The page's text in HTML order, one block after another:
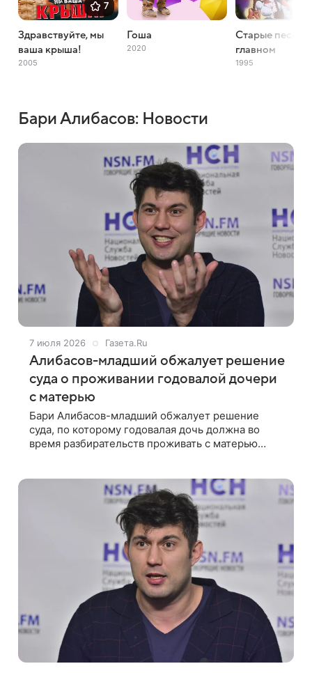
7
Здравствуйте, мы
ваша крыша!
2005
Гоша
2020
Старые песни о
главном
1995
Бари Алибасов: Новости
7 июля 2026 Газета.Ru
Алибасов-младший обжалует решение
суда о проживании годовалой дочери
с матерью
Бари Алибасов-младший обжалует решение
суда, по которому годовалая дочь должна во
время разбирательств проживать с матерью